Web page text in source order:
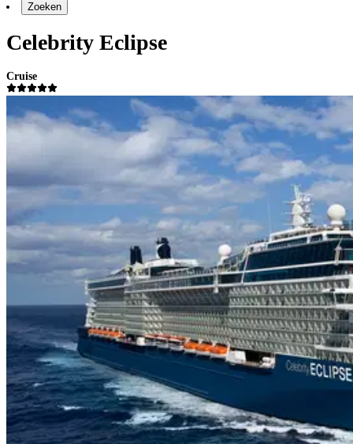
Zoeken
Celebrity Eclipse
Cruise